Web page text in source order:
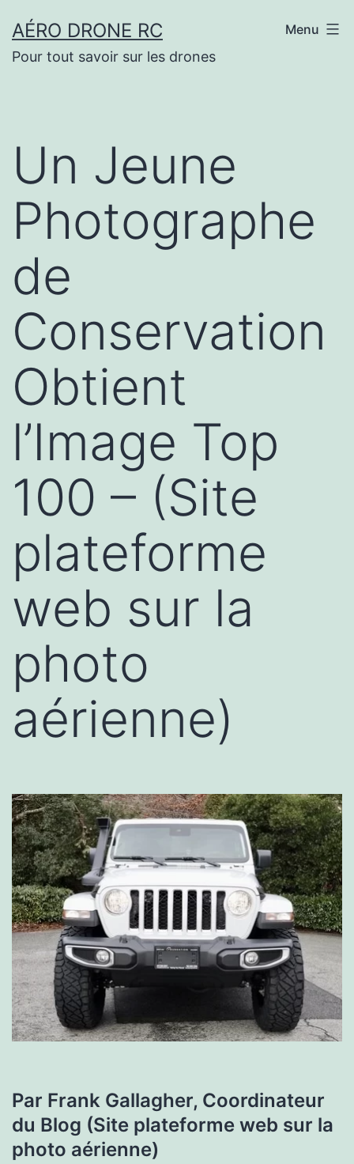
au
contenu
AÉRO DRONE RC
Pour tout savoir sur les drones
Menu
Un Jeune
Photographe
de
Conservation
Obtient
l’Image Top
100 – (Site
plateforme
web sur la
photo
aérienne)
Par Frank Gallagher, Coordinateur
du Blog (Site plateforme web sur la
photo aérienne)